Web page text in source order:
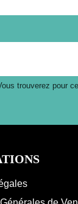
trouverez pour